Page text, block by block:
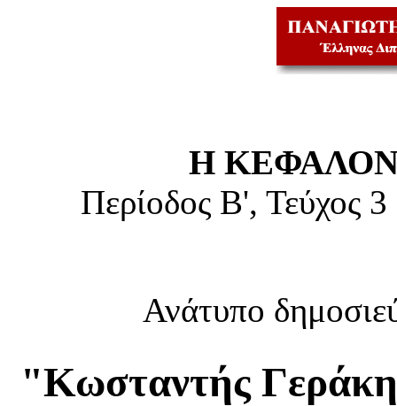
Η
Περίοδος Β', Τεύχος 3
Ανάτυπο
"Κωσταντής